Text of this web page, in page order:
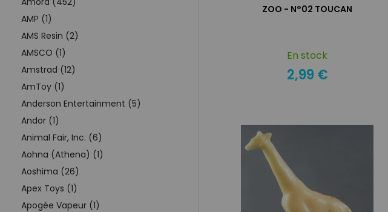
AMP (1)
AMS Resin (2)
AMSCO (1)
Amstrad (12)
AmToy (1)
Anderson Entertainment (5)
Andor (1)
Animal Fair, Inc. (6)
Aohna (Athena) (1)
Aoshima (26)
Apex Toys (1)
Apogée Vapeur (1)
ZOO - N°02 TOUCAN
En stock
2,99 €